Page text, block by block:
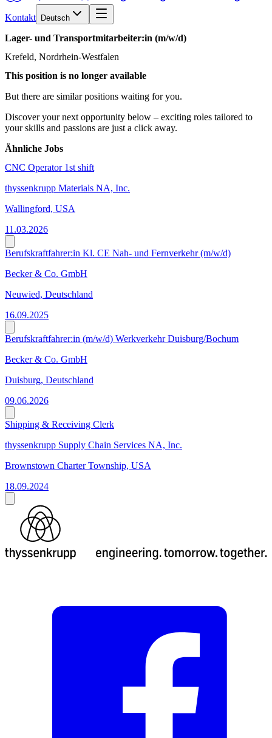
Kontakt Deutsch
Lager- und Transportmitarbeiter:in (m/w/d)
Krefeld, Nordrhein-Westfalen
This position is no longer available
But there are similar positions waiting for you.
Discover your next opportunity below – exciting roles tailored to
your skills and passions are just a click away.
Ähnliche Jobs
CNC Operator 1st shift
thyssenkrupp Materials NA, Inc.
Wallingford, USA
11.03.2026
Berufskraftfahrer:in Kl. CE Nah- und Fernverkehr (m/w/d)
Becker & Co. GmbH
Neuwied, Deutschland
16.09.2025
Berufskraftfahrer:in (m/w/d) Werkverkehr Duisburg/Bochum
Becker & Co. GmbH
Duisburg, Deutschland
09.06.2026
Shipping & Receiving Clerk
thyssenkrupp Supply Chain Services NA, Inc.
Brownstown Charter Township, USA
18.09.2024